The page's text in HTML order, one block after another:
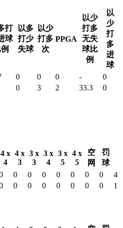
打
球
以多
打少
失球
以少
打多
次
PPGA
以少
打多
无失
球比
例
以
少
打
多
进
球
0 0 0 -
0
0 3 2 33.3
0
4 x
4
4 x
3
3 x
3
3 x
4
3 x
5
4 x
5
空
网
罚
球
0 0 0 0 0 0 0
4
0 0 0 0 0 0 0 1